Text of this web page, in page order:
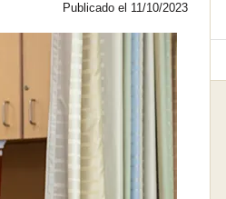
Publicado el 11/10/2023